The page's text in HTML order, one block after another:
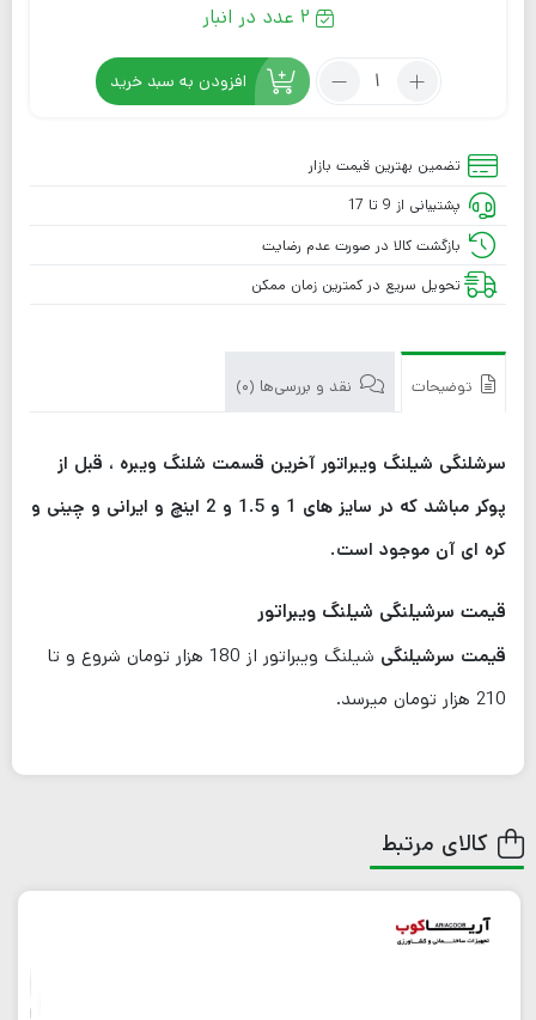
2 عدد در انبار
افزودن به سبد خرید
تضمین بهترین قیمت بازار
پشتیبانی از 9 تا 17
بازگشت کالا در صورت عدم رضایت
تحویل سریع در کمترین زمان ممکن
توضیحات نقد و بررسی‌ها (0)
سرشلنگی شیلنگ ویبراتور آخرین قسمت شلنگ ویبره ، قبل از
پوکر مباشد که در سایز های 1 و 1.5 و 2 اینچ و ایرانی و چینی و
کره ای آن موجود است.
قیمت سرشیلنگی شیلنگ ویبراتور
قیمت سرشیلنگی
شیلنگ ویبراتور از 180 هزار تومان شروع و تا
210 هزار تومان میرسد.
کالای مرتبط